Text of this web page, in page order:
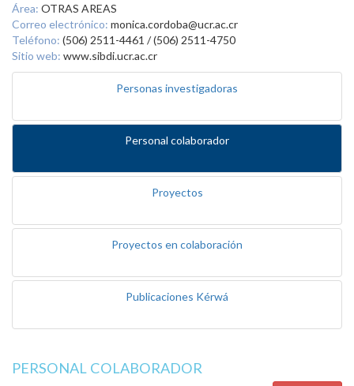
Área: OTRAS AREAS
Correo electrónico: monica.cordoba@ucr.ac.cr
Teléfono: (506) 2511-4461 / (506) 2511-4750
Sitio web: www.sibdi.ucr.ac.cr
Personas investigadoras
Personal colaborador
Proyectos
Proyectos en colaboración
Publicaciones Kérwá
PERSONAL COLABORADOR